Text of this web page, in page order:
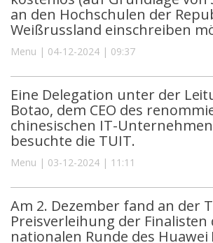
an den Hochschulen der
Weißrussland einschreiben
Menu | 04-12-2024 | 09:37
Eine Delegation unter der
Botao, dem CEO des
chinesischen IT-
besuchte die TUIT.
Menu | 03-12-2024 | 11:11
Am 2. Dezember fand an der
Preisverleihung der Finalisten
nationalen Runde des Huawei